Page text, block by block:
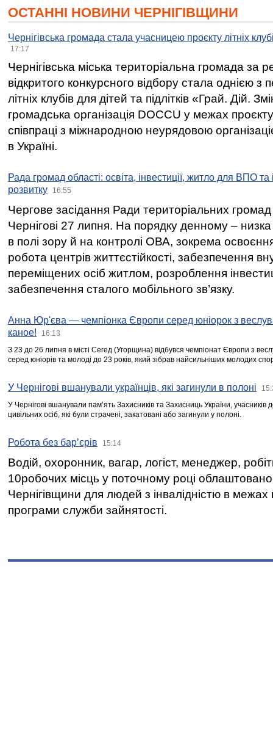
ОСТАННІ НОВИНИ ЧЕРНІГІВЩИНИ
Чернігівська громада стала учасницею проєкту літніх
17:17
Чернігівська міська територіальна громада за
відкритого конкурсного відбору стала однією
літніх клубів для дітей та підлітків «Грай. Дій.
громадська організація DOCCU у межах
співпраці з міжнародною неурядовою
в Україні.
Рада громад області: освіта, інвестиції, житло для ВПО
розвитку
16:55
Чергове засідання Ради територіальних громад
Чернігові 27 липня. На порядку денному –
в полі зору й на контролі ОВА, зокрема освоєння
робота центрів життєстійкості, забезпечення
переміщених осіб житлом, розроблення
забезпечення сталого мобільного зв’язку.
Анна Юр'єва — чемпіонка Європи серед юніорок з
каное!
16:13
З 23 до 26 липня в місті Сегед (Угорщина) відбувся чемпіонат Європи з
серед юніорів та молоді до 23 років, який зібрав найсильніших молодих
У Чернігові вшанували українців, які загинули в полоні
У Чернігові вшанували пам’ять Захисників та Захисниць України,
цивільних осіб, які були страчені, закатовані або загинули у полоні.
Робота без бар’єрів 15:14
Водій, охоронник, вагар, логіст, менеджер,
10робочих місць у поточному році
Чернігівщини для людей з інвалідністю в межах
програми служби зайнятості.